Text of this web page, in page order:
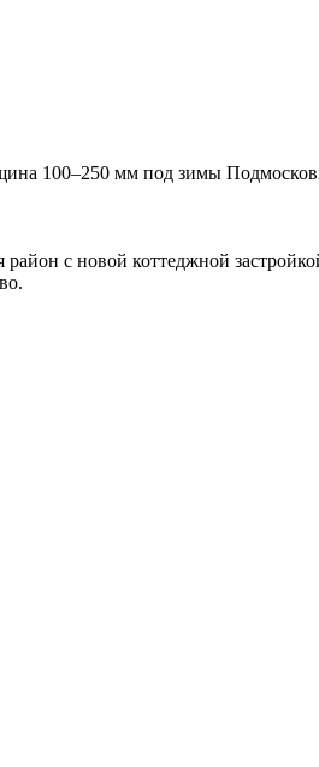
100–250 мм под зимы
с новой коттеджной